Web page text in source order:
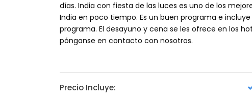
días. India con fiesta de las luces es uno de los
India en poco tiempo. Es un buen programa e
programa. El desayuno y cena se les ofrece en los
pónganse en contacto con nosotros.
Precio Incluye: